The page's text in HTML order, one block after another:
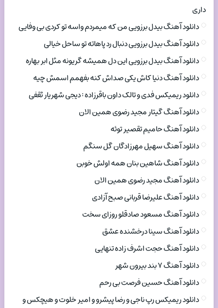
داری
دانلود آهنگ بیدل برزویی من که میمردم واسه تو کردی بی وفایی
دانلود آهنگ بیدل برزویی دنبال رد پاهاته تو ساحل خیالی
دانلود آهنگ بیدل برزویی این دل همیشه گریونه مثل ابر بهاره
دانلود آهنگ دنیا کاش یکی صداش کنه بفهمم اسمش چیه
دانلود ریمیکس فدی و تالک داون باقرزاده : دیجی شهریار ثقفی
دانلود آهنگ گیتار مجید رضوی همین الان
دانلود آهنگ حامیم تقصیر توئه
دانلود آهنگ سهیل مهرزادگان گل سنگم
دانلود آهنگ شاهین بنان همه اولش خوبن
دانلود آهنگ مجید رضوی همین الان
دانلود آهنگ علیرضا قربانی صبح آزادی
دانلود آهنگ مسعود صادقلو روزای سخت
دانلود آهنگ سینا درخشنده عشق
دانلود آهنگ حجت اشرف زاده تنهایی
دانلود آهنگ ۷ بند بیرون شهر
دانلود آهنگ حسین فرصت بی رحم
دانلود ریمیکس رپ ناجی و رضا پیشرو و امیر خلوت و هیچکس و